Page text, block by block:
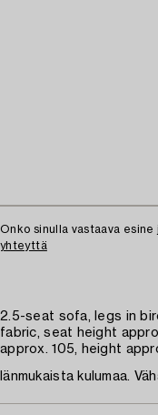
Onko sinulla vastaava
yhteyttä
2.5-seat sofa, legs in
fabric, seat height
approx. 105, height
Iänmukaista kulumaa.